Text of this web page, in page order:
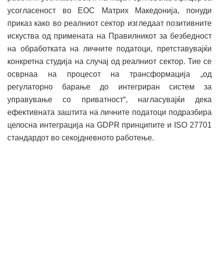
усогласеност во ЕОС Матрих Македонија, понуди
приказ како во реалниот сектор изгледаат позитивните
искуства од примената на Правилникот за безбедност
на обработката на личните податоци, претставувајќи
конкретна студија на случај од реалниот сектор. Тие се
осврнаа на процесот на трансформација „од
регулаторно барање до интегриран систем за
управување со приватност“, нагласувајќи дека
ефективната заштита на личните податоци подразбира
целосна интеграција на GDPR принципите и ISO 27701
стандардот во секојдневното работење.